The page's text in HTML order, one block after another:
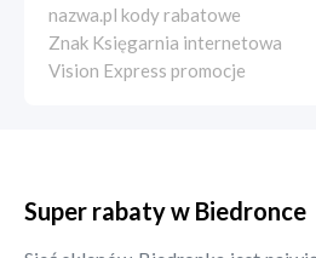
nazwa.pl kody rabatowe
Znak Księgarnia internetowa
Vision Express promocje
Super rabaty w Biedronce